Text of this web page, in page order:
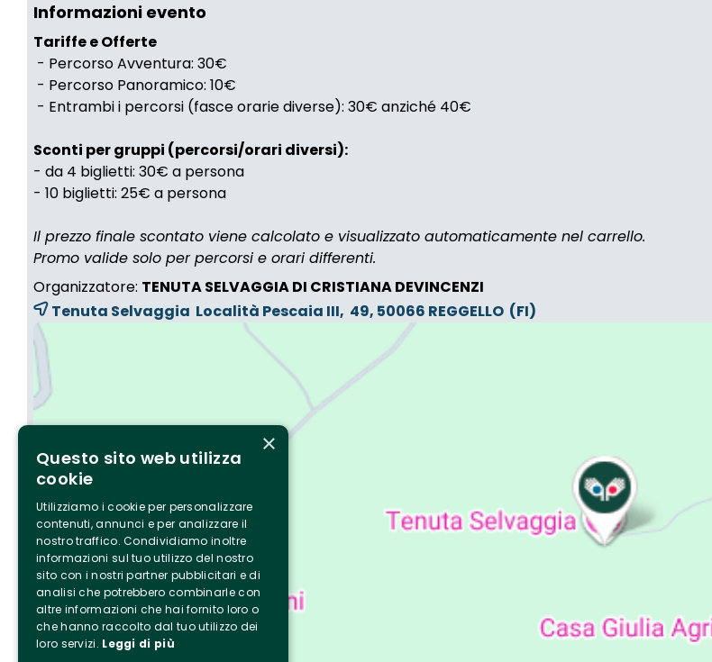
Informazioni evento
Tariffe e Offerte
- Percorso Avventura: 30€
- Percorso Panoramico: 10€
- Entrambi i percorsi (fasce orarie diverse): 30€ anziché 40€
Sconti per gruppi (percorsi/orari diversi):
- da 4 biglietti: 30€ a persona
- 10 biglietti: 25€ a persona
Il prezzo finale scontato viene calcolato e visualizzato automaticamente nel carrello.
Promo valide solo per percorsi e orari differenti.
Organizzatore: TENUTA SELVAGGIA DI CRISTIANA DEVINCENZI
Tenuta Selvaggia Località Pescaia III, 49, 50066 REGGELLO (FI)
×
Questo sito web utilizza
cookie
Utilizziamo i cookie per personalizzare
contenuti, annunci e per analizzare il
nostro traffico. Condividiamo inoltre
informazioni sul tuo utilizzo del nostro
sito con i nostri partner pubblicitari e di
analisi che potrebbero combinarle con
altre informazioni che hai fornito loro o
che hanno raccolto dal tuo utilizzo dei
loro servizi. Leggi di più